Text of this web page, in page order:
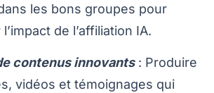
les bons groupes pour
de l’affiliation IA.
contenus innovants: Produire
vidéos et témoignages qui